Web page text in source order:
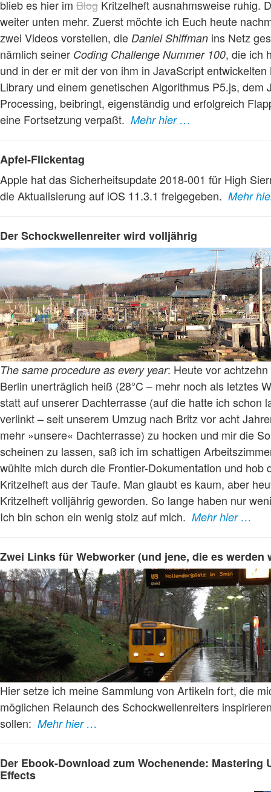
blieb es hier im Blog Kritzelheft ausnahmsweise ruhig.
weiter unten mehr. Zuerst möchte ich Euch heute
zwei Videos vorstellen, die Daniel Shiffman ins Netz
nämlich seiner Coding Challenge Nummer 100, die ich
und in der er mit der von ihm in JavaScript
Library und einem genetischen Algorithmus P5.js, dem
Processing, beibringt, eigenständig und erfolgreich
eine Fortsetzung verpaßt. Mehr hier …
Apfel-Flickentag
Apple hat das Sicherheitsupdate 2018-001 für High
die Aktualisierung auf iOS 11.3.1 freigegeben. Mehr
Der Schockwellenreiter wird volljährig
The same procedure as every year: Heute vor
Berlin unerträglich heiß (28°C – mehr noch als letztes
statt auf unserer Dachterrasse (auf die hatte ich schon
verlinkt – seit unserem Umzug nach Britz vor acht
mehr »unsere« Dachterrasse) zu hocken und mir die
scheinen zu lassen, saß ich im schattigen
wühlte mich durch die Frontier-Dokumentation und hob
Kritzelheft aus der Taufe. Man glaubt es kaum, aber
Kritzelheft volljährig geworden. So lange haben nur
Ich bin schon ein wenig stolz auf mich. Mehr hier …
Zwei Links für Webworker (und jene, die es werden
Hier setze ich meine Sammlung von Artikeln fort, die
möglichen Relaunch des Schockwellenreiters
sollen: Mehr hier …
Der Ebook-Download zum Wochenende: Mastering
Effects